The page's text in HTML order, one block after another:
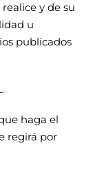
y de su
u
publicados
haga el
regirá por